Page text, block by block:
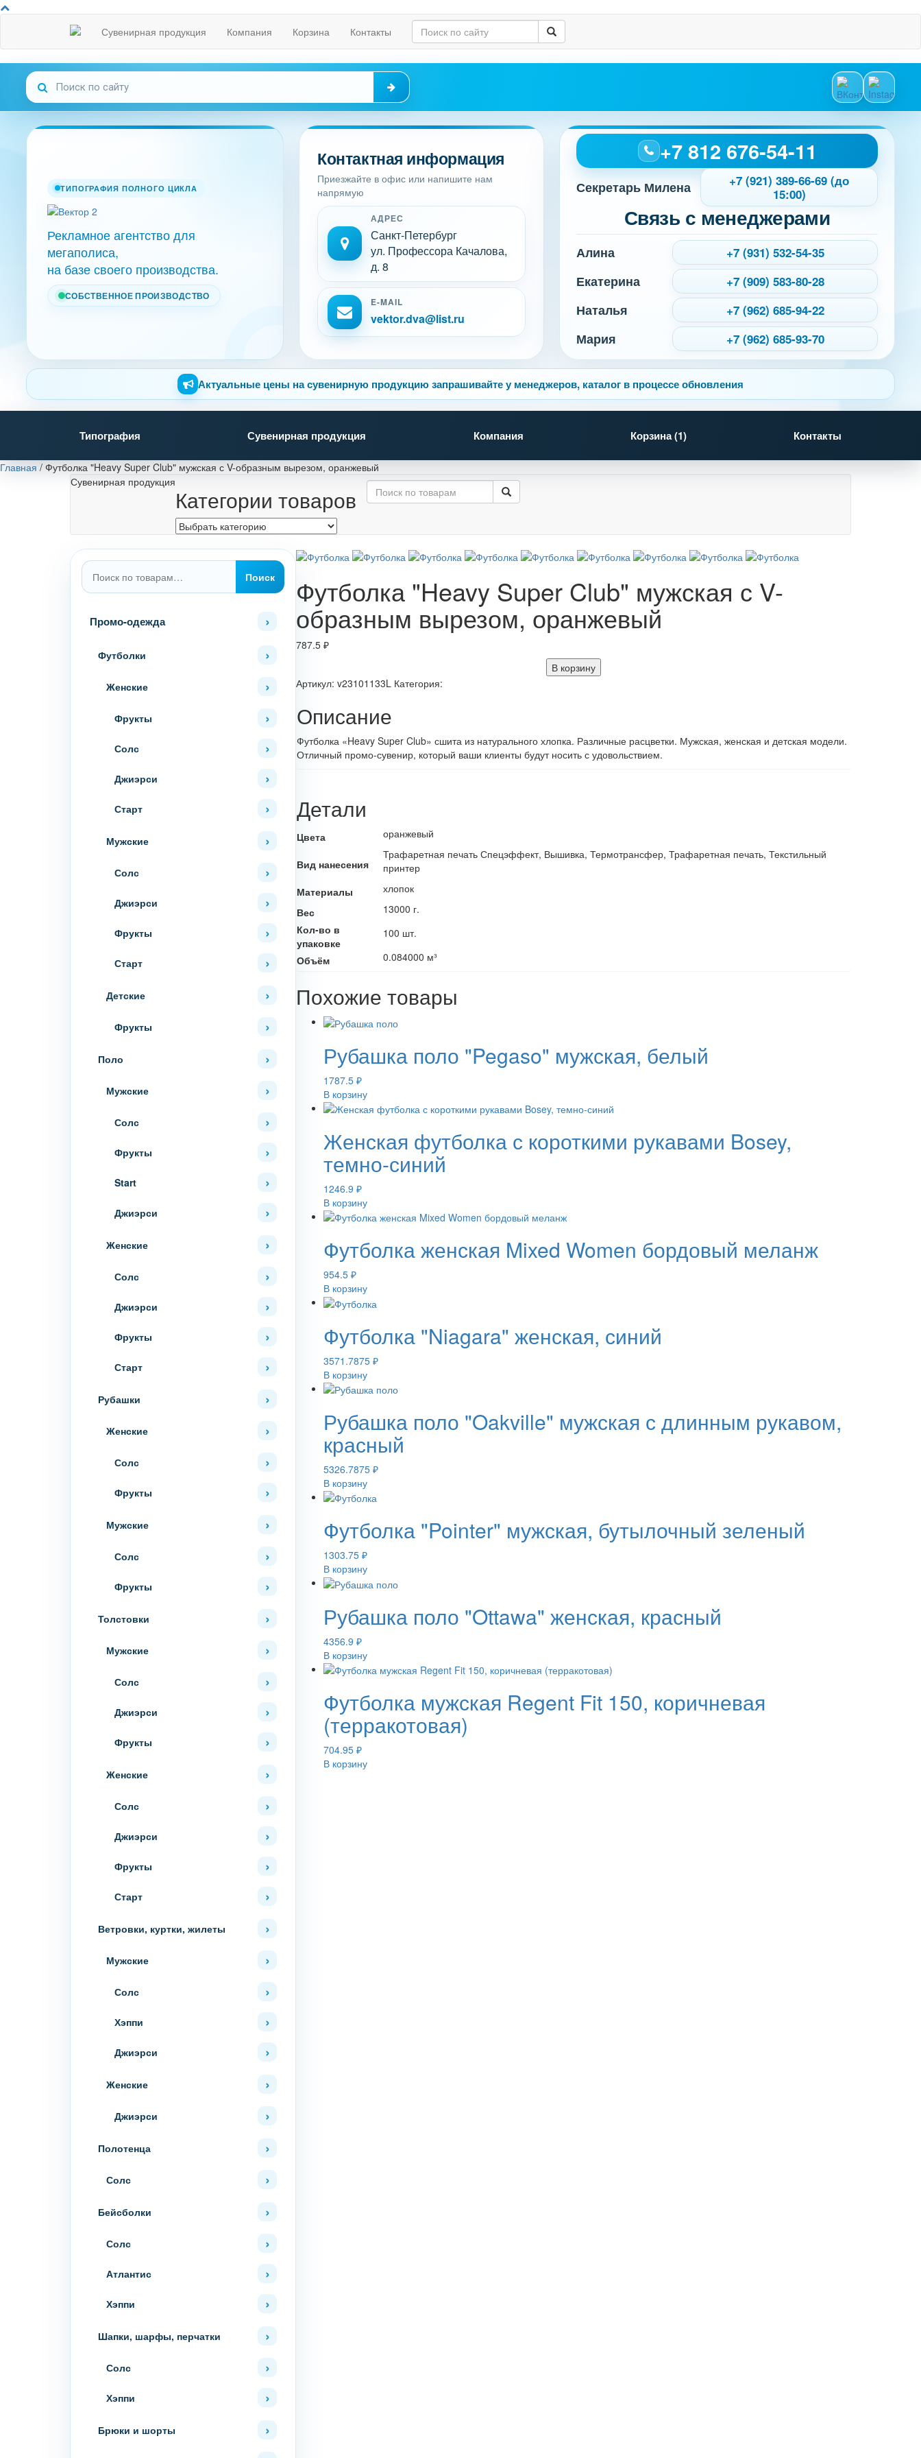
Сувенирная продукция Компания Корзина Контакты
ТИПОГРАФИЯ ПОЛНОГО ЦИКЛА
Рекламное агентство для
мегаполиса,
на базе своего производства.
СОБСТВЕННОЕ ПРОИЗВОДСТВО
Контактная информация
Приезжайте в офис или напишите нам
напрямую
АДРЕС
Санкт-Петербург
ул. Профессора Качалова,
д. 8
E-MAIL
vektor.dva@list.ru
+7 812 676-54-11
Секретарь Милена
+7 (921) 389-66-69 (до
15:00)
Связь с менеджерами
Алина +7 (931) 532-54-35
Екатерина +7 (909) 583-80-28
Наталья +7 (962) 685-94-22
Мария +7 (962) 685-93-70
Актуальные цены на сувенирную продукцию запрашивайте у менеджеров, каталог в процессе обновления
Типография Сувенирная продукция Компания Корзина (1) Контакты
Главная / Футболка "Heavy Super Club" мужская с V-образным вырезом, оранжевый
Сувенирная продукция
Категории товаров
Искать:
Поиск
Промо-одежда
Футболки
Женские
Фрукты
Солс
Джиэрси
Старт
Мужские
Солс
Джиэрси
Фрукты
Старт
Детские
Фрукты
Поло
Мужские
Солс
Фрукты
Start
Джиэрси
Женские
Солс
Джиэрси
Фрукты
Старт
Рубашки
Женские
Солс
Фрукты
Мужские
Солс
Фрукты
Толстовки
Мужские
Солс
Джиэрси
Фрукты
Женские
Солс
Джиэрси
Фрукты
Старт
Ветровки, куртки, жилеты
Мужские
Солс
Хэппи
Джиэрси
Женские
Джиэрси
Полотенца
Солс
Бейсболки
Солс
Атлантис
Хэппи
Шапки, шарфы, перчатки
Солс
Хэппи
Брюки и шорты
Футболка "Heavy Super Club" мужская с V-
образным вырезом, оранжевый
787.5 ₽
В корзину
Артикул: v23101133L Категория:
Описание
Футболка «Heavy Super Club» сшита из натурального хлопка. Различные расцветки. Мужская, женская и детская модели.
Отличный промо-сувенир, который ваши клиенты будут носить с удовольствием.
Детали
Цвета оранжевый
Вид нанесения
Трафаретная печать Спецэффект, Вышивка, Термотрансфер, Трафаретная печать, Текстильный
принтер
Материалы
хлопок
Вес
13000 г.
Кол-во в
упаковке
100 шт.
Объём
0.084000 м³
Похожие товары
Рубашка поло "Pegaso" мужская, белый
1787.5 ₽
В корзину
Женская футболка с короткими рукавами Bosey,
темно-синий
1246.9 ₽
В корзину
Футболка женская Mixed Women бордовый меланж
954.5 ₽
В корзину
Футболка "Niagara" женская, синий
3571.7875 ₽
В корзину
Рубашка поло "Oakville" мужская с длинным рукавом,
красный
5326.7875 ₽
В корзину
Футболка "Pointer" мужская, бутылочный зеленый
1303.75 ₽
В корзину
Рубашка поло "Ottawa" женская, красный
4356.9 ₽
В корзину
Футболка мужская Regent Fit 150, коричневая
(терракотовая)
704.95 ₽
В корзину